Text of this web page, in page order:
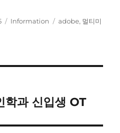
Categories
Information Tags
adobe, 멀티미
학과 신입생 OT